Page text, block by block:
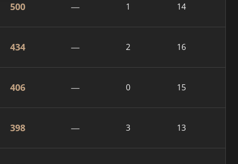
500 — 1 14
434 — 2 16
406 — 0 15
398 — 3 13